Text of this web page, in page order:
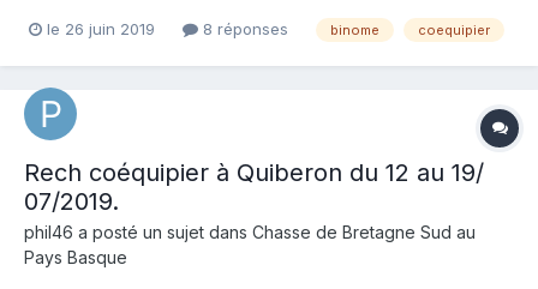
we, périodes de ponts ou semaines de vacances. En camping c
le 26 juin 2019 8 réponses binome coequipier
Rech coéquipier à Quiberon du 12 au 19/
07/2019.
phil46 a posté un sujet dans Chasse de Bretagne Sud au
Pays Basque